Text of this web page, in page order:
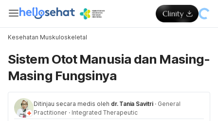
Kesehatan Muskuloskeletal
Sistem Otot Manusia dan Masing-
Masing Fungsinya
Ditinjau secara medis oleh dr. Tania Savitri · General
Practitioner · Integrated Therapeutic